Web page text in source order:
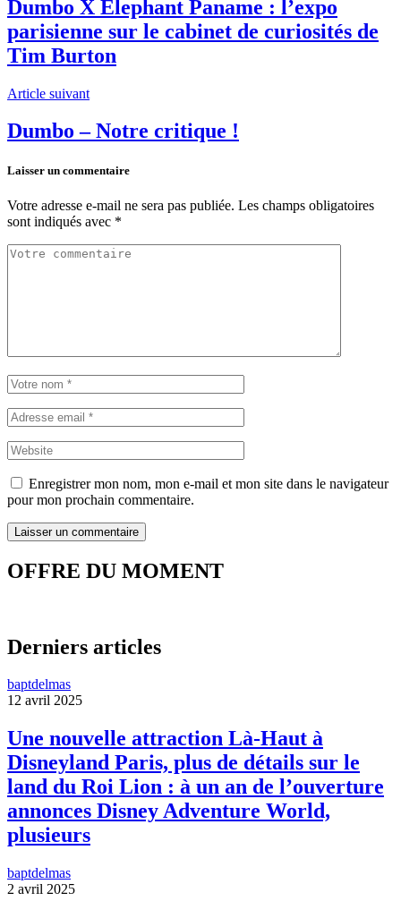
Dumbo X Elephant Paname : l’expo
parisienne sur le cabinet de curiosités de
Tim Burton
Article suivant
Dumbo – Notre critique !
Laisser un commentaire
Votre adresse e-mail ne sera pas publiée. Les champs obligatoires
sont indiqués avec *
Enregistrer mon nom, mon e-mail et mon site dans le navigateur
pour mon prochain commentaire.
OFFRE DU MOMENT
Derniers articles
baptdelmas
12 avril 2025
Une nouvelle attraction Là-Haut à
Disneyland Paris, plus de détails sur le
land du Roi Lion : à un an de l’ouverture
annonces Disney Adventure World,
plusieurs
baptdelmas
2 avril 2025